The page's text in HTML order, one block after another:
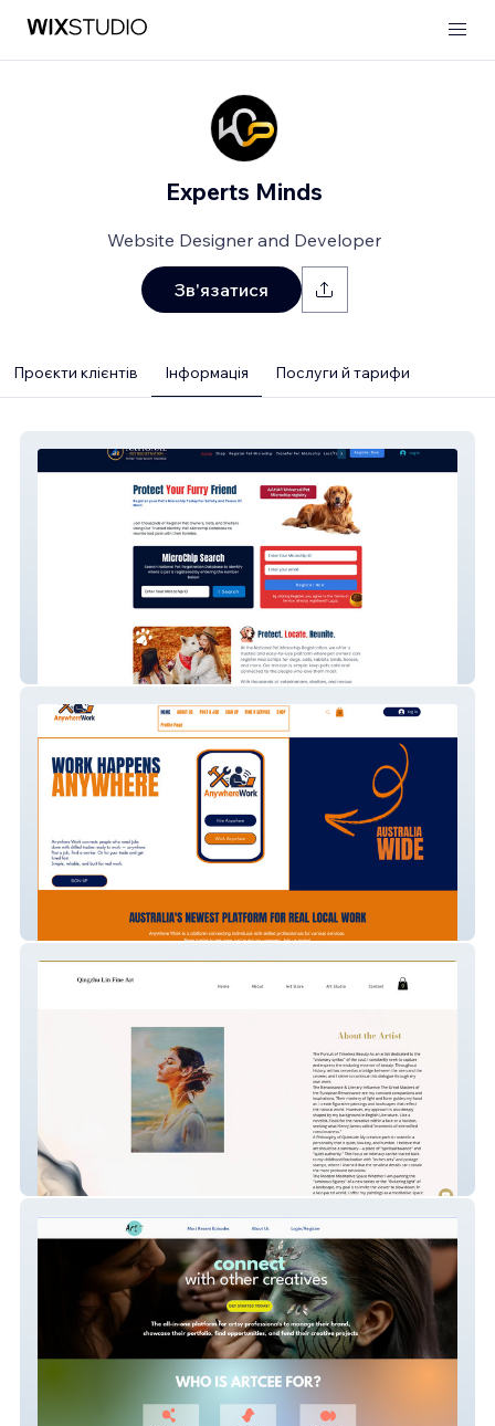
Experts Minds
Website Designer and Developer
Зв'язатися
Проєкти клієнтів Інформація Послуги й тарифи
National Pet Microchip registry
Anywhere Work NEW
Qingzhu Lin Art 1